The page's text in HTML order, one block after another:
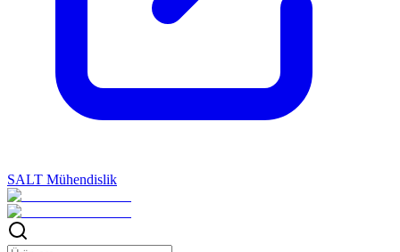
SALT Mühendislik